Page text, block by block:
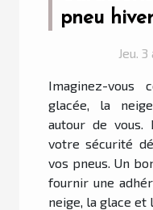
pneu
Jeu.
Imaginez-vous
glacée, la
autour de vous.
votre sécurité
vos pneus. Un
fournir une
neige, la glace et